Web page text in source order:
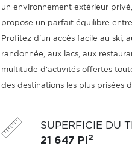
un environnement extérieur
propose un parfait équilibre
Profitez d'un accès facile au ski,
randonnée, aux lacs, aux
multitude d'activités offertes
des destinations les plus prisées
SUPERFICIE DU
21 647 PI 2